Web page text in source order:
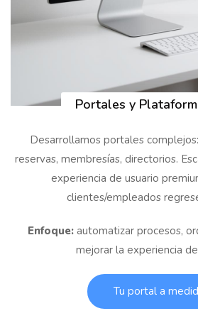
Portales y
Desarrollamos portales
reservas, membresías, directorios.
experiencia de usuario
clientes/empleados
Enfoque: automatizar procesos,
mejorar la experiencia
Tu portal a